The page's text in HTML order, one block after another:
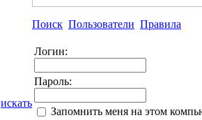
искать
Поиск Пользователи Правила
Логин:
Пароль:
Запомнить меня на этом